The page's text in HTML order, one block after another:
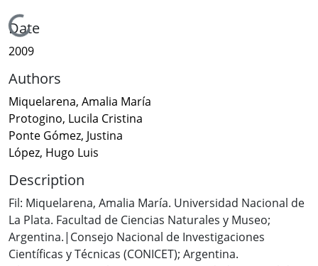
Loading...
Date
2009
Authors
Miquelarena, Amalia María
Protogino, Lucila Cristina
Ponte Gómez, Justina
López, Hugo Luis
Description
Fil: Miquelarena, Amalia María. Universidad Nacional de
La Plata. Facultad de Ciencias Naturales y Museo;
Argentina.|Consejo Nacional de Investigaciones
Científicas y Técnicas (CONICET); Argentina.